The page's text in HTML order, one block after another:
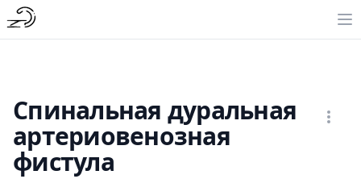
Спинальная дуральная
артериовенозная
фистула